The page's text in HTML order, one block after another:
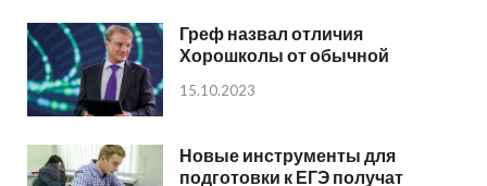
Греф назвал отличия
Хорошколы от обычной
15.10.2023
Новые инструменты для
подготовки к ЕГЭ получат